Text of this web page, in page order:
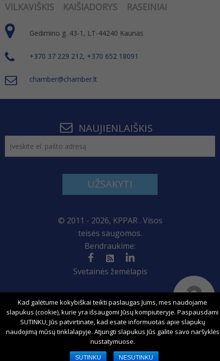
VILKAVIŠKIS
KAIŠIADORYS RASEINIAI
Gedimino g. 43-1, LT-44240 Kaunas
+370 37 229 212, +370 652 18091
chamber@chamber.lt
NAUJIENLAIŠKIS
UŽSAKYTI
© 2011 - 2026, KPPAR . Visos
teisės saugomos.
Bendraukime:
Svetainės žemėlapis
Sprendimas:
Kad galėtume kokybiškai teikti paslaugas Jums, mes naudojame
slapukus (cookie), kurie yra išsaugomi Jūsų kompiuteryje. Paspausdami
SUTINKU, Jūs patvirtinate, kad esate informuotas apie slapukų
naudojimą mūsų tinklalapyje. Atjungti slapukus Jūs galite savo naršyklės
nustatymuose.
SUTINKU NESUTINKU